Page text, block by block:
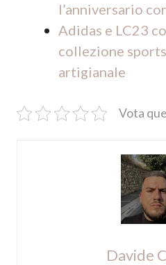
l’anniversario
Adidas e LC23
collezione
artigianale
Vota
Davide